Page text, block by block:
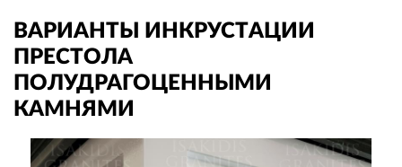
ВАРИАНТЫ ИНКРУСТАЦИИ
ПРЕСТОЛА
ПОЛУДРАГОЦЕННЫМИ
КАМНЯМИ